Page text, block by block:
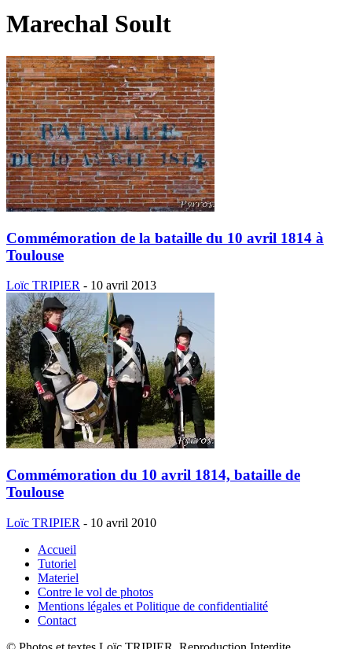
Marechal Soult
Commémoration de la bataille du 10 avril 1814 à
Toulouse
Loïc TRIPIER - 10 avril 2013
Commémoration du 10 avril 1814, bataille de
Toulouse
Loïc TRIPIER - 10 avril 2010
Accueil
Tutoriel
Materiel
Contre le vol de photos
Mentions légales et Politique de confidentialité
Contact